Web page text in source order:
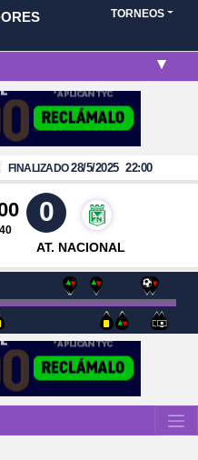
TORNEOS
FINALIZADO28/5/2025 22:00
0
AT. NACIONAL